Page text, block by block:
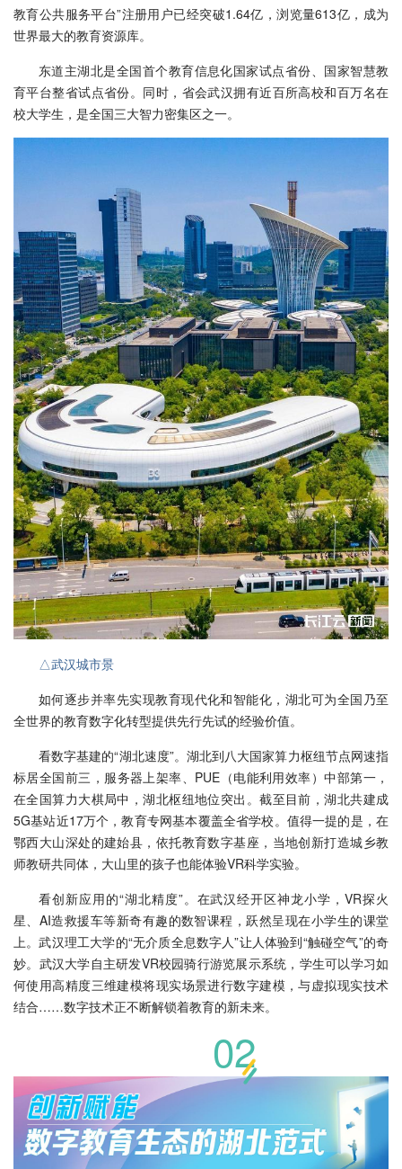
教育公共服务平台”注册用户已经突破1.64亿，浏览量613亿，成为
世界最大的教育资源库。
东道主湖北是全国首个教育信息化国家试点省份、国家智慧教
育平台整省试点省份。同时，省会武汉拥有近百所高校和百万名在
校大学生，是全国三大智力密集区之一。
△武汉城市景
如何逐步并率先实现教育现代化和智能化，湖北可为全国乃至
全世界的教育数字化转型提供先行先试的经验价值。
看数字基建的“湖北速度”。湖北到八大国家算力枢纽节点网速指
标居全国前三，服务器上架率、PUE（电能利用效率）中部第一，
在全国算力大棋局中，湖北枢纽地位突出。截至目前，湖北共建成
5G基站近17万个，教育专网基本覆盖全省学校。值得一提的是，在
鄂西大山深处的建始县，依托教育数字基座，当地创新打造城乡教
师教研共同体，大山里的孩子也能体验VR科学实验。
看创新应用的“湖北精度”。在武汉经开区神龙小学，VR探火
星、AI造救援车等新奇有趣的数智课程，跃然呈现在小学生的课堂
上。武汉理工大学的“无介质全息数字人”让人体验到“触碰空气”的奇
妙。武汉大学自主研发VR校园骑行游览展示系统，学生可以学习如
何使用高精度三维建模将现实场景进行数字建模，与虚拟现实技术
结合……数字技术正不断解锁着教育的新未来。
02